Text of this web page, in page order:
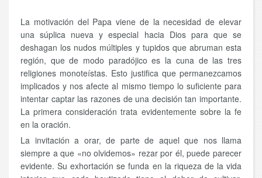
La motivación del Papa viene de la necesidad de elevar
una súplica nueva y especial hacia Dios para que se
deshagan los nudos múltiples y tupidos que abruman esta
región, que de modo paradójico es la cuna de las tres
religiones monoteístas. Esto justifica que permanezcamos
implicados y nos afecte al mismo tiempo lo suficiente para
intentar captar las razones de una decisión tan importante.
La primera consideración trata evidentemente sobre la fe
en la oración.
La invitación a orar, de parte de aquel que nos llama
siempre a que «no olvidemos» rezar por él, puede parecer
evidente. Su exhortación se funda en la riqueza de la vida